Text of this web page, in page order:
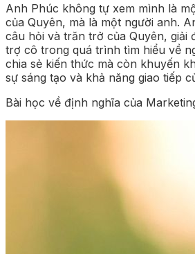
Anh Phúc không tự xem mình là
của Quyên, mà là một người anh.
câu hỏi và trăn trở của Quyên, giải
trợ cô trong quá trình tìm hiểu về
chia sẻ kiến thức mà còn khuyến
sự sáng tạo và khả năng giao tiếp
Bài học về định nghĩa của